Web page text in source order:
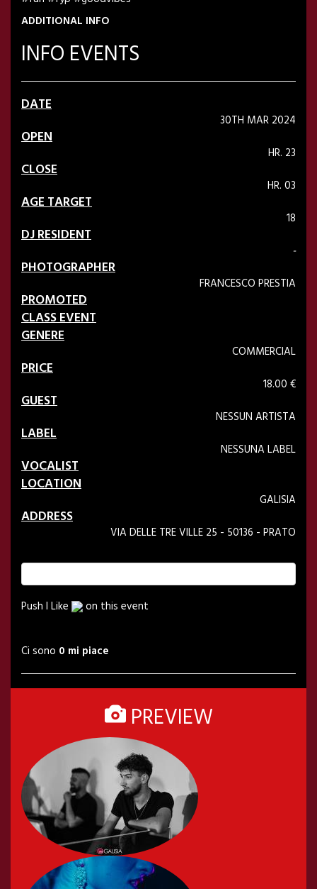
ADDITIONAL INFO
INFO EVENTS
DATE
30TH MAR 2024
OPEN
HR. 23
CLOSE
HR. 03
AGE TARGET
18
DJ RESIDENT
-
PHOTOGRAPHER
FRANCESCO PRESTIA
PROMOTED
CLASS EVENT
GENERE
COMMERCIAL
PRICE
18.00 €
GUEST
NESSUN ARTISTA
LABEL
NESSUNA LABEL
VOCALIST
LOCATION
GALISIA
ADDRESS
VIA DELLE TRE VILLE 25 - 50136 - PRATO
Push I Like on this event
Ci sono 0 mi piace
PREVIEW